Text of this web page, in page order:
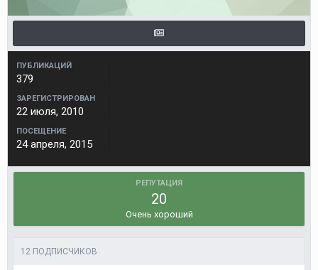
ПУБЛИКАЦИЙ
379
ЗАРЕГИСТРИРОВАН
22 июля, 2010
ПОСЕЩЕНИЕ
24 апреля, 2015
РЕПУТАЦИЯ
20
Очень хороший
12 ПОДПИСЧИКОВ